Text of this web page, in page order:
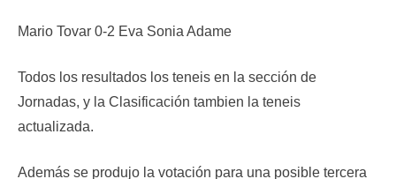
Mario Tovar 0-2 Eva Sonia Adame
Todos los resultados los teneis en la sección de
Jornadas, y la Clasificación tambien la teneis
actualizada.
Además se produjo la votación para una posible tercera